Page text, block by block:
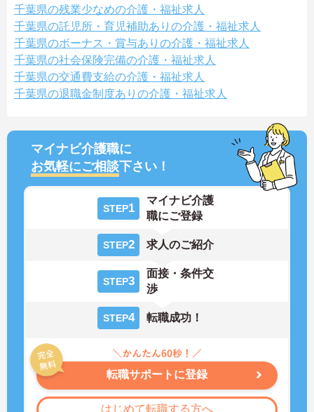
千葉県の残業少なめの介護・福祉求人
千葉県の託児所・育児補助ありの介護・福祉求人
千葉県のボーナス・賞与ありの介護・福祉求人
千葉県の社会保険完備の介護・福祉求人
千葉県の交通費支給の介護・福祉求人
千葉県の退職金制度ありの介護・福祉求人
マイナビ介護職に
お気軽にご相談下さい！
STEP1
マイナビ介護
職にご登録
STEP2 求人のご紹介
STEP3
面接・条件交
渉
STEP4 転職成功！
転職サポートに登録
はじめて転職する方へ